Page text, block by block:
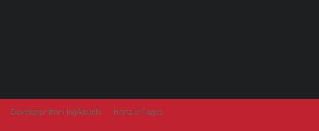
Developer from IngAlb.info Harta e Faqes